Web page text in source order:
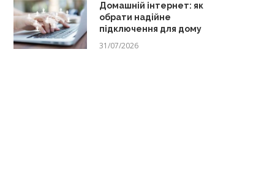
Домашній інтернет: як
обрати надійне
підключення для дому
31/07/2026